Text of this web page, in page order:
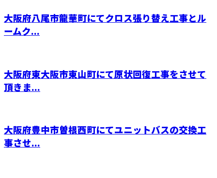
大阪府八尾市龍華町にてクロス張り替え工事とル
ームク...
大阪府東大阪市東山町にて原状回復工事をさせて
頂きま...
大阪府豊中市曽根西町にてユニットバスの交換工
事させ...